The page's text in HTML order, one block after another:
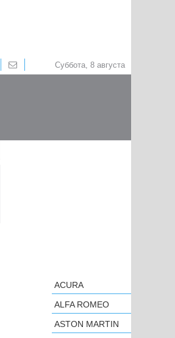
Суббота, 8 августа
ACURA
ALFA ROMEO
ASTON MARTIN